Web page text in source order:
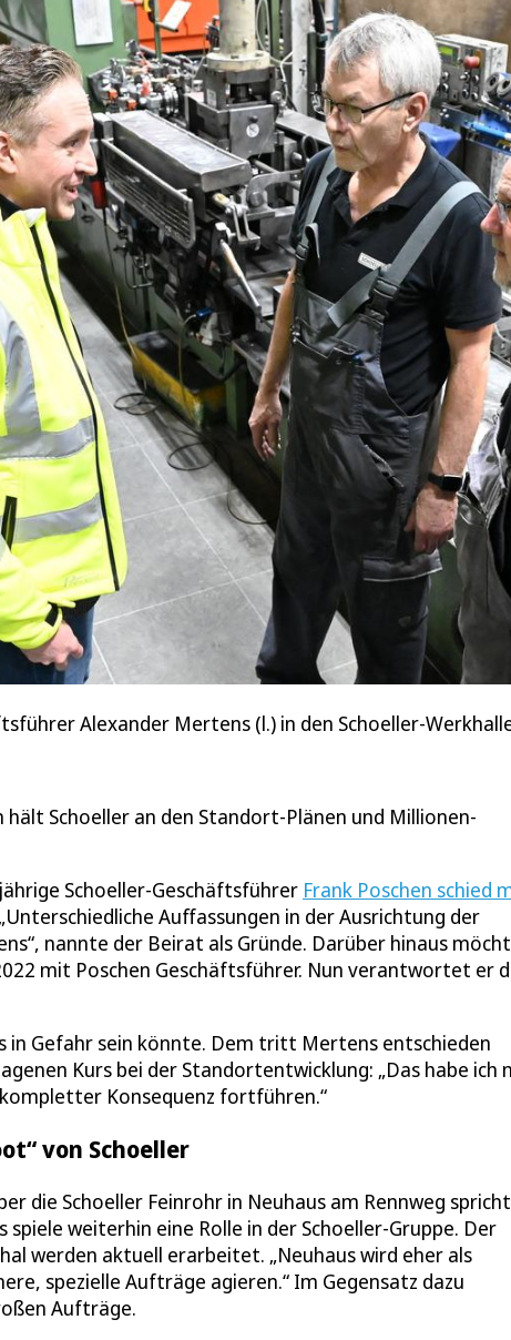
Alexander Mertens (l.) in den Schoeller-
Schoeller an den Standort-Plänen und Millionen-
Schoeller-Geschäftsführer Frank Poschen schied
Auffassungen in der Ausrichtung der
nannte der Beirat als Gründe. Darüber hinaus
mit Poschen Geschäftsführer. Nun verantwortet er
in Gefahr sein könnte. Dem tritt Mertens entschieden
Kurs bei der Standortentwicklung: „Das habe ich
Konsequenz fortführen.“
von Schoeller
die Schoeller Feinrohr in Neuhaus am Rennweg
weiterhin eine Rolle in der Schoeller-Gruppe. Der
werden aktuell erarbeitet. „Neuhaus wird eher als
spezielle Aufträge agieren.“ Im Gegensatz dazu
Aufträge.